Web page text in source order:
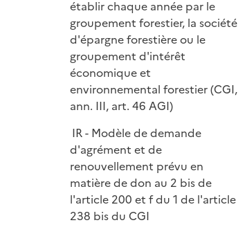
établir chaque année par le
groupement forestier, la société
d'épargne forestière ou le
groupement d'intérêt
économique et
environnemental forestier (CGI,
ann. III, art. 46 AGI)
IR - Modèle de demande
d'agrément et de
renouvellement prévu en
matière de don au 2 bis de
l'article 200 et f du 1 de l'article
238 bis du CGI